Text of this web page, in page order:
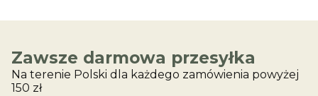
Zawsze darmowa przesyłka
Na terenie Polski dla każdego zamówienia powyżej
150 zł